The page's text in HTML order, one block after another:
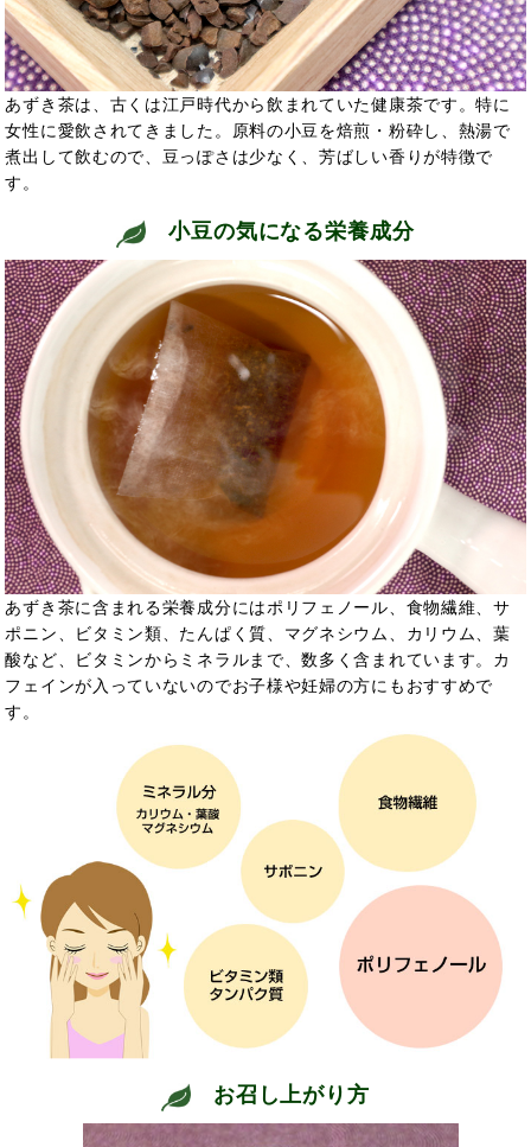
あずき茶は、古くは江戸時代から飲まれていた健康茶です。特に
女性に愛飲されてきました。原料の小豆を焙煎・粉砕し、熱湯で
煮出して飲むので、豆っぽさは少なく、芳ばしい香りが特徴で
す。
小豆の気になる栄養成分
あずき茶に含まれる栄養成分にはポリフェノール、食物繊維、サ
ポニン、ビタミン類、たんぱく質、マグネシウム、カリウム、葉
酸など、ビタミンからミネラルまで、数多く含まれています。カ
フェインが入っていないのでお子様や妊婦の方にもおすすめで
す。
お召し上がり方